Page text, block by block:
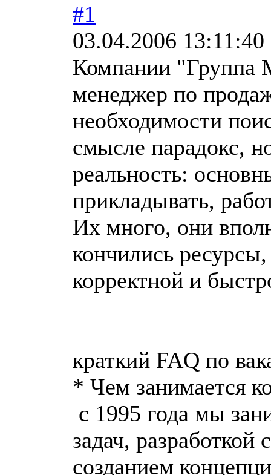
#1
03.04.2006 13:11:40
Компании "Группа
менеджер по
необходимости
смысле парадокс,
реальность:
прикладывать,
Их много, они
кончились
корректной и
краткий FAQ по
* Чем занимается
с 1995 года мы
задач, разработкой
созданием